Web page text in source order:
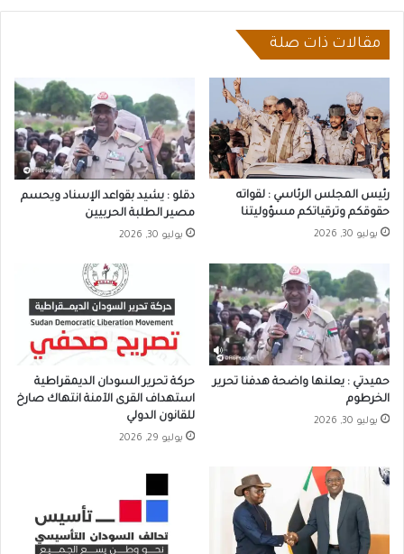
مقالات ذات صلة
رئيس المجلس الرئاسي : لقواته
حقوقكم وترقياتكم مسؤوليتنا
يوليو 30, 2026
دقلو : يشيد بقواعد الإسناد ويحسم
مصير الطلبة الحربيين
يوليو 30, 2026
حميدتي : يعلنها واضحة هدفنا تحرير
الخرطوم
يوليو 30, 2026
حركة تحرير السودان الديمقراطية
استهداف القرى الآمنة انتهاك صارخ
للقانون الدولي
يوليو 29, 2026